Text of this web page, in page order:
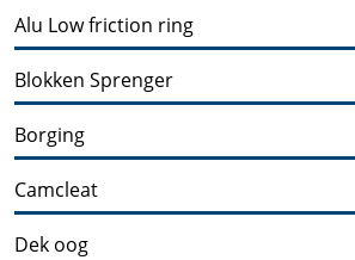
Alu Low friction ring
Blokken Sprenger
Borging
Camcleat
Dek oog